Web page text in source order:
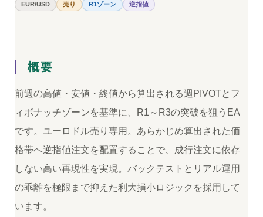
EUR/USD 売り R1ゾーン 逆指値
概要
前週の高値・安値・終値から算出される週PIVOTとフ
ィボナッチゾーンを基準に、R1～R3の突破を狙うEA
です。ユーロドル売り専用。あらかじめ算出された価
格帯へ逆指値注文を配置することで、成行注文に依存
しない高い再現性を実現。バックテストとリアル運用
の乖離を極限まで抑えた利大損小ロジックを採用して
います。